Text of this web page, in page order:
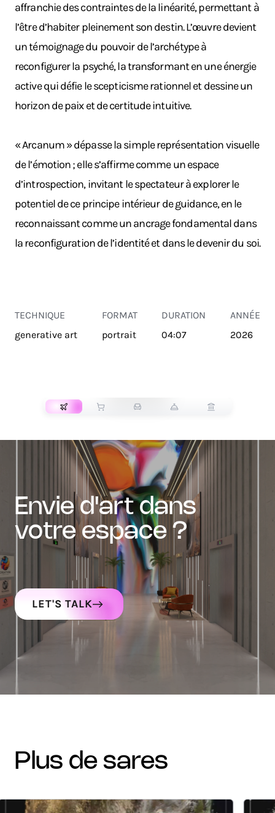
affranchie des contraintes de la linéarité, permettant à
l’être d’habiter pleinement son destin. L’œuvre devient
un témoignage du pouvoir de l’archétype à
reconfigurer la psyché, la transformant en une énergie
active qui défie le scepticisme rationnel et dessine un
horizon de paix et de certitude intuitive.
« Arcanum » dépasse la simple représentation visuelle
de l’émotion ; elle s’affirme comme un espace
d’introspection, invitant le spectateur à explorer le
potentiel de ce principe intérieur de guidance, en le
reconnaissant comme un ancrage fondamental dans
la reconfiguration de l’identité et dans le devenir du soi.
TECHNIQUE
generative art
FORMAT
portrait
DURATION
04:07
ANNÉE
2026
envie d'art dans
votre espace ?
LET'S TALK
plus de sares